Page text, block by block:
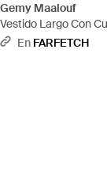
Gemy Maalouf
Vestido Largo Con
Bordado - Azul
En FARFETCH